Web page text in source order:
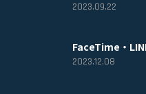
2023.09.22
FaceTime・
2023.12.08